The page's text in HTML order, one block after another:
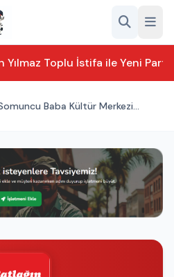
Yılmaz Toplu İstifa ile Yeni
Baba Kültür Merkezi